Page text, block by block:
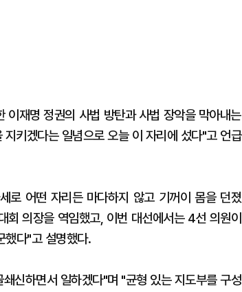
이재명 정권의 사법 방탄과 사법 장악을 막아내는
키겠다는 일념으로 오늘 이 자리에 섰다"고 언급
로 어떤 자리든 마다하지 않고 기꺼이 몸을 던졌
의장을 역임했고, 이번 대선에서는 4선 의원이
다"고 설명했다.
신하면서 일하겠다"며 "균형 있는 지도부를 구성